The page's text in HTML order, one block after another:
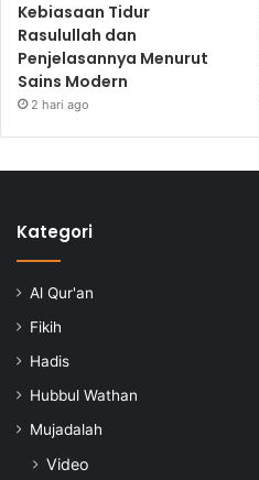
Kebiasaan Tidur
Rasulullah dan
Penjelasannya Menurut
Sains Modern
2 hari ago
Kategori
Al Qur'an
Fikih
Hadis
Hubbul Wathan
Mujadalah
Video